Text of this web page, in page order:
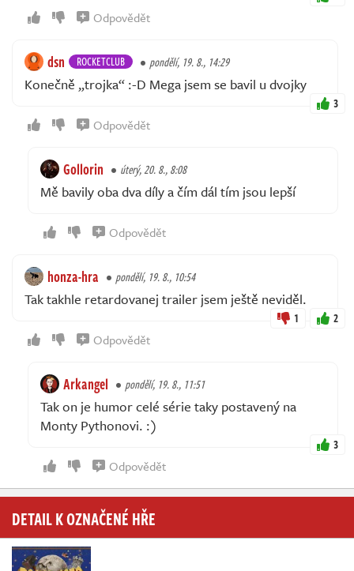
Odpovědět
dsn ROCKETCLUB pondělí, 19. 8., 14:29
Konečně „trojka“ :-D Mega jsem se bavil u dvojky
3
Odpovědět
Gollorin úterý, 20. 8., 8:08
Mě bavily oba dva díly a čím dál tím jsou lepší
Odpovědět
honza-hra pondělí, 19. 8., 10:54
Tak takhle retardovanej trailer jsem ještě neviděl.
1 2
Odpovědět
Arkangel pondělí, 19. 8., 11:51
Tak on je humor celé série taky postavený na
Monty Pythonovi. :)
3
Odpovědět
DETAIL K OZNAČENÉ HŘE